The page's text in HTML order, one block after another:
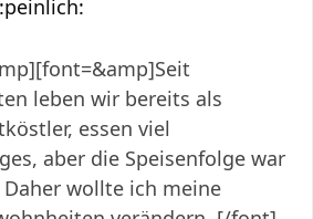
leben wir bereits als
essen viel
aber die Speisenfolge war
Daher wollte ich meine